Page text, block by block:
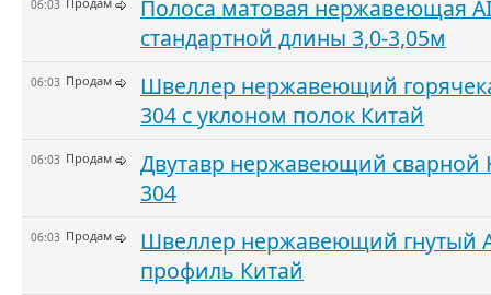
06:03
Полоса матовая нержавеющая
стандартной длины 3,0-3,05м
06:03 Продам
Швеллер нержавеющий
304 с уклоном полок Китай
06:03 Продам
Двутавр нержавеющий сварной
304
06:03 Продам
Швеллер нержавеющий гнутый
профиль Китай